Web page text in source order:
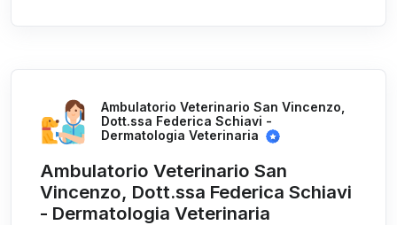
Ambulatorio Veterinario San Vincenzo,
Dott.ssa Federica Schiavi -
Dermatologia Veterinaria
Ambulatorio Veterinario San
Vincenzo, Dott.ssa Federica Schiavi
- Dermatologia Veterinaria